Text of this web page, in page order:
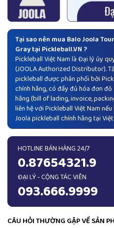
Tại sao nên mua Balo Joola
Gray tại Pickleball.VN ?
Pickleball Việt Nam là Đại lý ủy
(JOOLA Authorized Distributor).
pickleball được phân phối bởi
chính hãng, có đầy đủ hóa đơn
hãng (bill of lading, invoice,
liên hệ với Pickleball Việt Nam
Joola pickleball chính hãng tại
HOTLINE BÁN HÀNG 24/7
0.87654321.9
ĐẠI LÝ - CỘNG TÁC VIÊN
093.666.9999
CÂU HỎI THƯỜNG GẶP VỀ SẢN